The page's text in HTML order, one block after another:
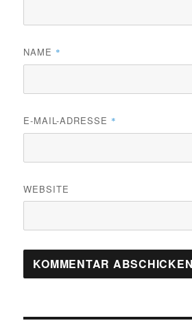
NAME *
E-MAIL-ADRESSE *
WEBSITE